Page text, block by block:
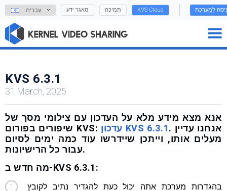
עִברִית מאגר ידע תְמִיכָה KVS Cloud לַמַעֲרֶכֶת
KVS 6.3.1
31 March, 2025
אנא מצא מידע מלא על העדכון עם צילומי מסך של
שיפורים בפורום KVS:
עדכון KVS 6.3.1. אנחנו עדיין
מעלים אותו, וייתכן שיידרשו עוד כמה ימים לסיום
עבור כל הרישיונות.
מה חדש ב-KVS 6.3.1:
בהגדרות מערכת אתה יכול כעת להגדיר נתיב לקובץ